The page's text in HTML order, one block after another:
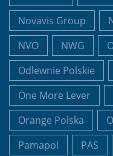
Novavis Group
NVO
NWG
Odlewnie Polskie
One More Lever
Orange Polska
Pamapol
PAS